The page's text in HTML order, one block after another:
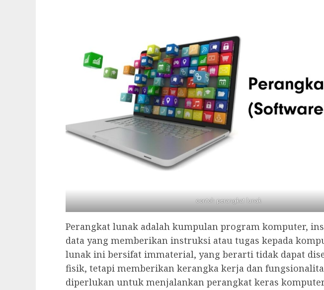
contoh perangkat lunak
Perangkat lunak adalah kumpulan program komputer,
data yang memberikan instruksi atau tugas kepada
lunak ini bersifat immaterial, yang berarti tidak dapat
fisik, tetapi memberikan kerangka kerja dan
diperlukan untuk menjalankan perangkat keras